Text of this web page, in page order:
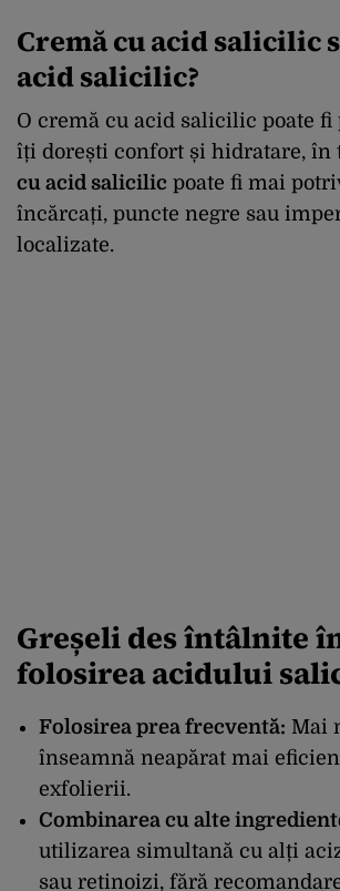
Cremă cu acid salicilic
acid salicilic?
O cremă cu acid salicilic poate fi
îți dorești confort și hidratare, în
cu acid salicilic poate fi mai
încărcați, puncte negre sau
localizate.
Greșeli des întâlnite
folosirea acidului
Folosirea prea frecventă: Mai
înseamnă neapărat mai
exfolierii.
Combinarea cu alte
utilizarea simultană cu alți
sau retinoizi, fără